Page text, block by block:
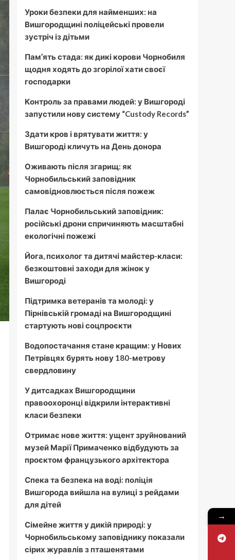
Уроки безпеки для найменших: на
Вишгородщині поліцейські провели
зустріч із дітьми
Пам’ять стада: як дикі корови Чорнобиля
щодня ходять до згорілої хати своєї
господарки
Контроль за правами людей: у Вишгороді
запустили нову систему “Custody Records”
Здати кров і врятувати життя: у
Вишгороді кличуть на День донора
Оживають після згарищ: як
Чорнобильський заповідник
самовідновлюється після пожеж
Палає Чорнобильський заповідник:
російські дрони спричиняють масштабні
екологічні пожежі
Йога, психолог та дитячі майстер-класи:
безкоштовні заходи для жінок у
Вишгороді
Підтримка ветеранів та молоді: у
Пірнівській громаді на Вишгородщині
стартують нові соцпроєкти
Водопостачання стане кращим: у Нових
Петрівцях бурять нову 180-метрову
свердловину
У дитсадках Вишгородщини
правоохоронці відкрили інтерактивні
класи безпеки
Отримає нове життя: ущент зруйнований
музей Марії Примаченко відбудують за
проєктом французького архітектора
Спека та безпека на воді: поліція
Вишгорода вийшла на вулиці з рейдами
для дітей
Сімейне життя у дикій природі: у
Чорнобильському заповіднику показали
сірих журавлів з пташенятами
→